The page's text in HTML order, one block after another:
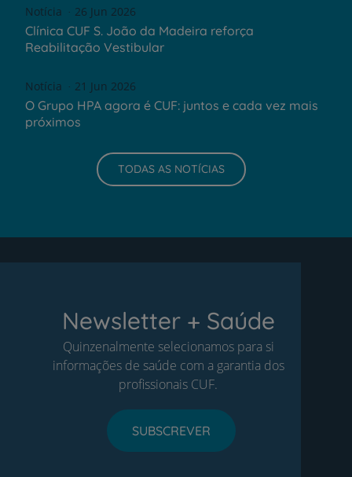
Notícia 26 Jun 2026
Clínica CUF S. João da Madeira reforça
Reabilitação Vestibular
Notícia 21 Jun 2026
O Grupo HPA agora é CUF: juntos e cada vez mais
próximos
TODAS AS NOTÍCIAS
Newsletter + Saúde
Quinzenalmente selecionamos para si
informações de saúde com a garantia dos
profissionais CUF.
SUBSCREVER